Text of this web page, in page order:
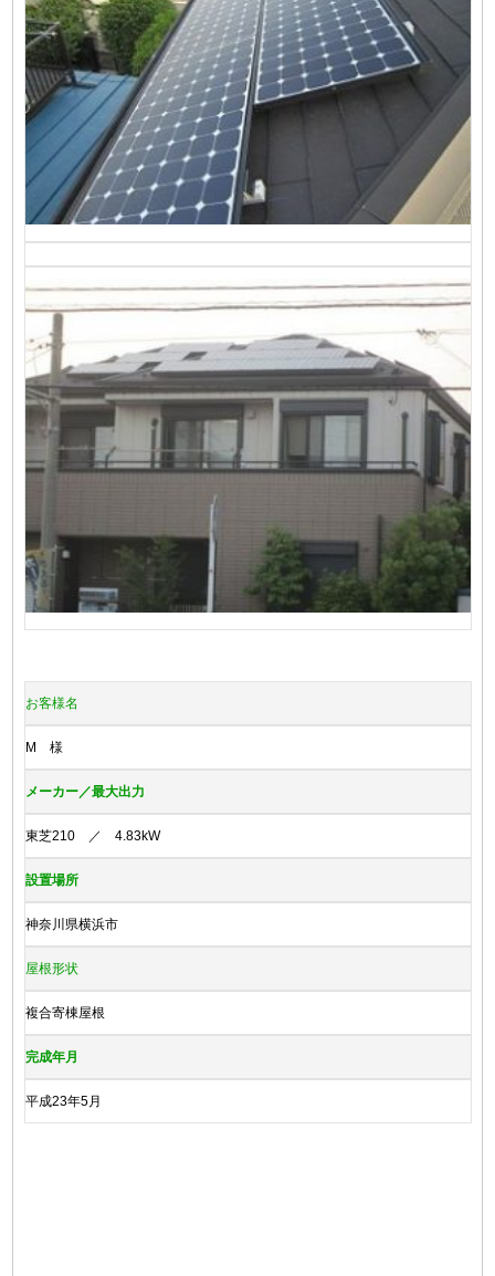
お客様名
M 様
メーカー／最大出力
東芝210 ／ 4.83kW
設置場所
神奈川県横浜市
屋根形状
複合寄棟屋根
完成年月
平成23年5月